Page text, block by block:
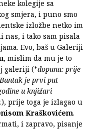
kolegije sa
smjera, i puno smo
izložbe netko im
nas, i tako sam pisala
Evo, baš u Galeriji
, mislim da mu je to
galeriji (*dopuna: prije
je prvi put
u knjižari
), prije toga je izlagao u
Kraškovićem.
i zapravo, pisanje